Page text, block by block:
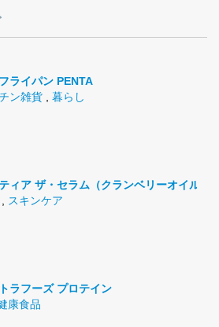
ライパン PENTA
ン雑貨
暮らし
ィア ザ・セラム（クランベリーオイル）
スキンケア
ラフーズ プロテイン
康食品